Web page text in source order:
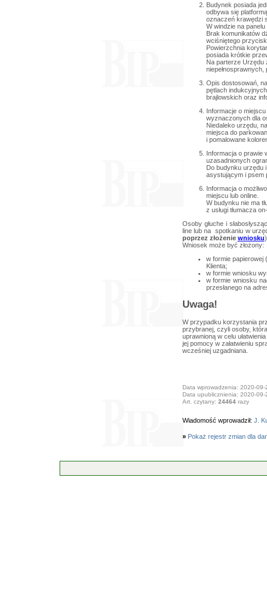
Budynek posiada
odbywa się
oznaczeń krawędzi
W windzie na
Brak komunikatów
wciśniętego
Powierzchnia
posiada krótkie
Na parterze Urzędu
Opis dostosowań,
pętlach
brajlowskich oraz
Informacje o
wyznaczonych dla
Niedaleko urzędu,
miejsca do
i pomalowane
Informacja o prawie
uzasadnionych
Do budynku urzędu
asystującym i psem
Informacja o
miejscu lub online.
W budynku nie ma
z usługi tłumacza
Osoby głuche i
line lub na spotkaniu w
poprzez złożenie wniosku
Wniosek może być złożony:
w formie papierowej
Klienta;
w formie wniosku
w formie wniosku
przesłanego na
Uwaga!
W przypadku korzystania
przybranej, czyli osoby,
uprawnioną w celu
jej pomocy w załatwieniu
wcześniej uzgadniana.
Data wprowadzenia: 2020-09-
Data upublicznienia: 2020-09-
Art. czytany: 24464razy
Wiadomość wprowadził: J.
» Pokaż rejestr zmian dla